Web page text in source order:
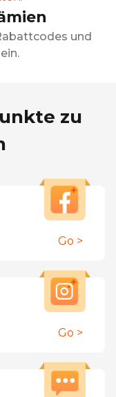
und
zu
Go >
Go >